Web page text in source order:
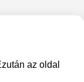
az oldal